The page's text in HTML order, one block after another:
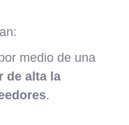
medio de una
de alta la
.